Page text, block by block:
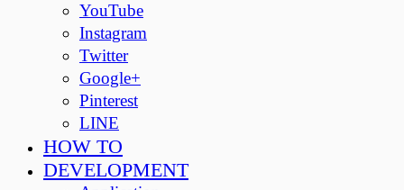
YouTube
Instagram
Twitter
Google+
Pinterest
LINE
HOW TO
DEVELOPMENT